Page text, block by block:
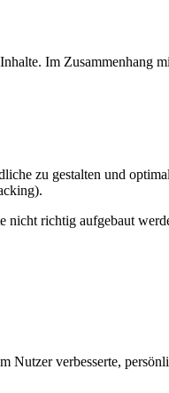
Im Zusammenhang
zu gestalten und
nicht richtig aufgebaut
Nutzer verbesserte,